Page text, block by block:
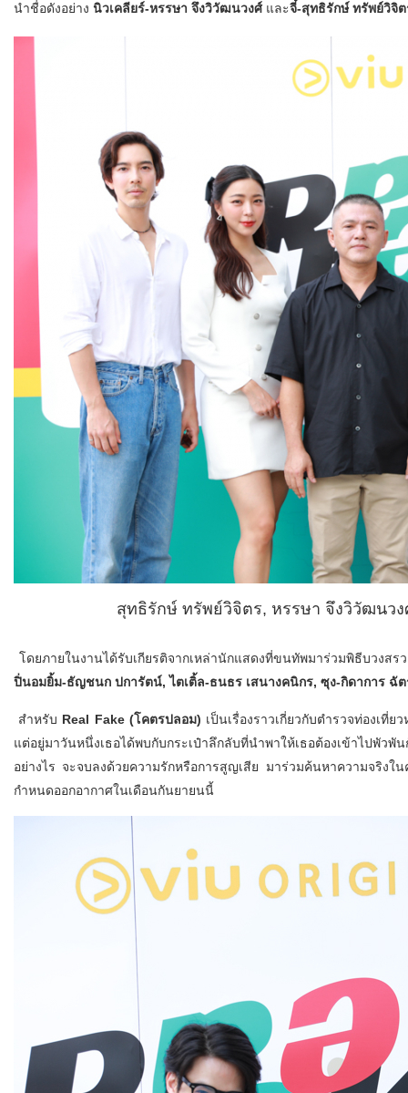
นำชื่อดังอย่าง นิวเคลียร์-หรรษา จึงวิวัฒนวงศ์และจี๋-สุทธิรักษ์ ทรัพย์วิจิต
สุทธิรักษ์ ทรัพย์วิจิตร, หรรษา จึงวิวัฒนว
โดยภายในงานได้รับเกียรติจากเหล่านักแสดงที่ขนทัพมาร่วมพิธีบวงส
ปิ่นอมยิ้ม-ธัญชนก ปการัตน์, ไตเติ้ล-ธนธร เสนางคนิกร, ซุง-กิดาการ
สำหรับ Real Fake (โคตรปลอม) เป็นเรื่องราวเกี่ยวกับตำรวจท่องเที่
แต่อยู่มาวันหนึ่งเธอได้พบกับกระเป๋าลึกลับที่นำพาให้เธอต้องเข้าไปพั
อย่างไร จะจบลงด้วยความรักหรือการสูญเสีย มาร่วมค้นหาความจริ
กำหนดออกอากาศในเดือนกันยายนนี้